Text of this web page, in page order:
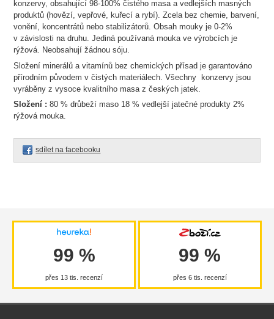
konzervy, obsahující 98-100% čistého masa a vedlejších masných
produktů (hovězí, vepřové, kuřecí a rybí). Zcela bez chemie, barvení,
vonění, koncentrátů nebo stabilizátorů. Obsah mouky je 0-2%
v závislosti na druhu. Jediná používaná mouka ve výrobcích je
rýžová. Neobsahují žádnou sóju.
Složení minerálů a vitamínů bez chemických přísad je garantováno
přírodním původem v čistých materiálech. Všechny konzervy jsou
vyráběny z vysoce kvalitního masa z českých jatek.
Složení : 80 % drůbeží maso 18 % vedlejší jatečné produkty 2%
rýžová mouka.
sdílet na facebooku
99 %
přes 13 tis. recenzí
99 %
přes 6 tis. recenzí